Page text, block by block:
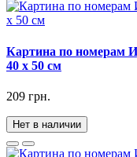
Картина по номерам
40 х 50 см
209 грн.
Нет в наличии